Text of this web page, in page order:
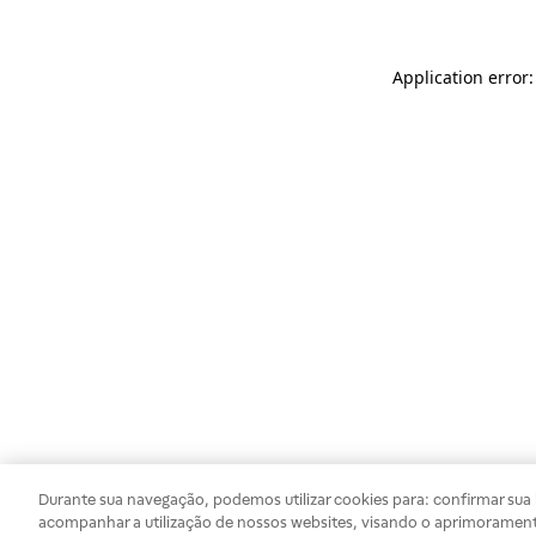
Application
Durante sua navegação, podemos utilizar cookies para: confirmar
acompanhar a utilização de nossos websites, visando o